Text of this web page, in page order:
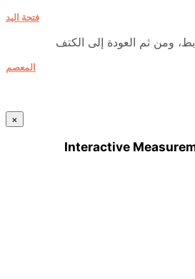
فتحة اليد
المعصم
×
Interactive